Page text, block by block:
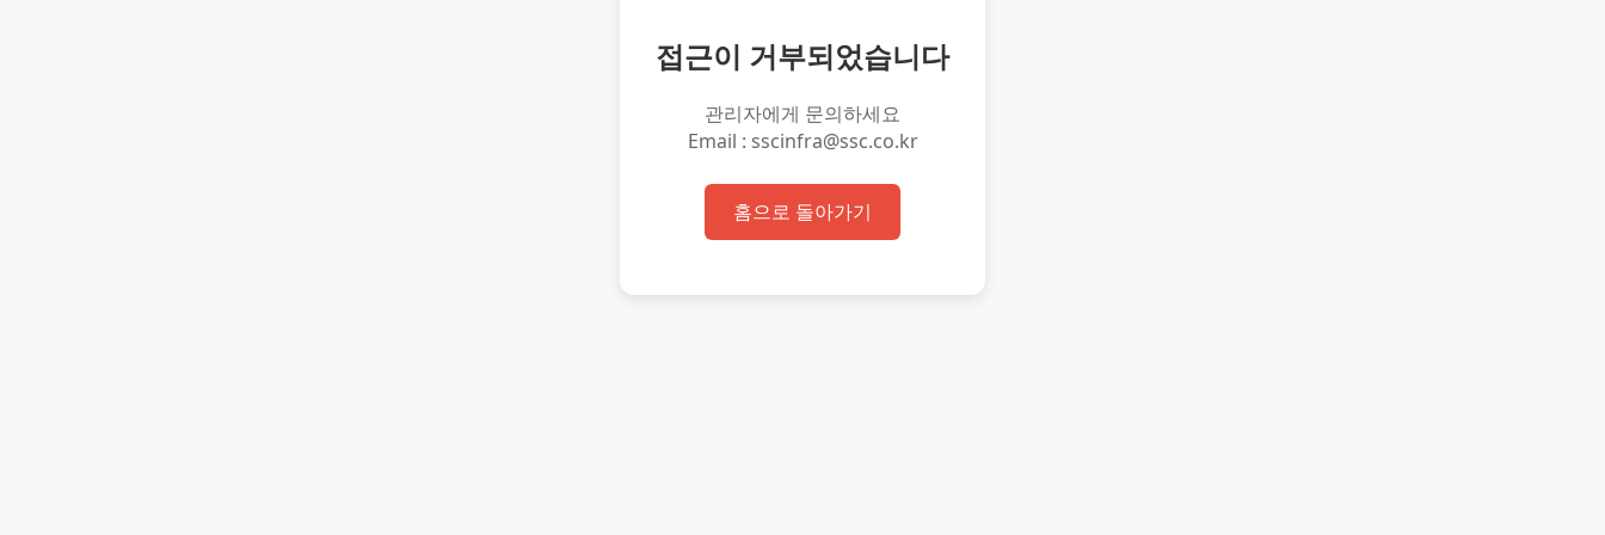
접근이 거부되었습니다
관리자에게 문의하세요
Email : sscinfra@ssc.co.kr
홈으로 돌아가기